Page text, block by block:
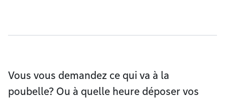
Vous vous demandez ce qui va à la
poubelle? Ou à quelle heure déposer vos